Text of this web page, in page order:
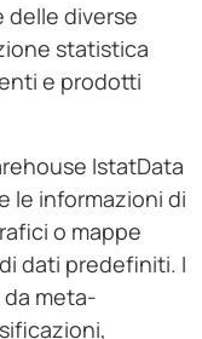
delle diverse
statistica
e prodotti
IstatData
le informazioni di
o mappe
dati predefiniti. I
meta-